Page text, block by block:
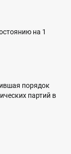
на 1
порядок
партий в